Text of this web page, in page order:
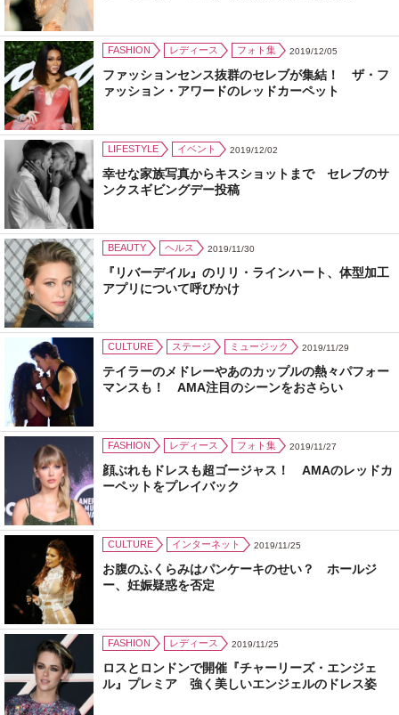
FASHION レディース フォト集 2019/12/05
ファッションセンス抜群のセレブが集結！ ザ・フ
ァッション・アワードのレッドカーペット
LIFESTYLE イベント 2019/12/02
幸せな家族写真からキスショットまで セレブのサ
ンクスギビングデー投稿
BEAUTY ヘルス 2019/11/30
『リバーデイル』のリリ・ラインハート、体型加工
アプリについて呼びかけ
CULTURE ステージ ミュージック 2019/11/29
テイラーのメドレーやあのカップルの熱々パフォー
マンスも！ AMA注目のシーンをおさらい
FASHION レディース フォト集 2019/11/27
顔ぶれもドレスも超ゴージャス！ AMAのレッドカ
ーペットをプレイバック
CULTURE インターネット 2019/11/25
お腹のふくらみはパンケーキのせい？ ホールジ
ー、妊娠疑惑を否定
FASHION レディース 2019/11/25
ロスとロンドンで開催『チャーリーズ・エンジェ
ル』プレミア 強く美しいエンジェルのドレス姿